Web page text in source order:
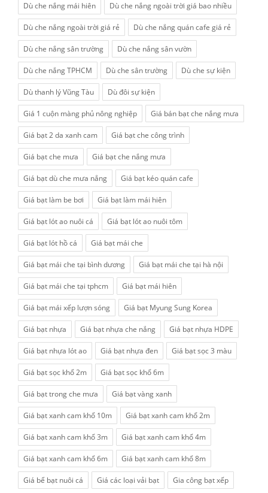
Dù che nắng mái hiên Dù che nắng ngoài trời giá bao nhiều
Dù che nắng ngoài trời giá rẻ Dù che nắng quán cafe giá rẻ
Dù che nắng sân trường Dù che nắng sân vườn
Dù che nắng TPHCM Dù che sân trường Dù che sự kiện
Dù thanh lý Vũng Tàu Dù đôi sự kiện
Giá 1 cuộn màng phủ nông nghiệp Giá bán bạt che nắng mưa
Giá bạt 2 da xanh cam Giá bạt che công trình
Giá bạt che mưa Giá bạt che nắng mưa
Giá bạt dù che mưa nắng Giá bạt kéo quán cafe
Giá bạt làm be bơi Giá bạt làm mái hiên
Giá bạt lót ao nuôi cá Giá bạt lót ao nuôi tôm
Giá bạt lót hồ cá Giá bạt mái che
Giá bạt mái che tại bình dương Giá bạt mái che tại hà nội
Giá bạt mái che tại tphcm Giá bạt mái hiên
Giá bạt mái xếp lượn sóng Giá bạt Myung Sung Korea
Giá bạt nhựa Giá bạt nhựa che nắng Giá bạt nhựa HDPE
Giá bạt nhựa lót ao Giá bạt nhựa đen Giá bạt sọc 3 màu
Giá bạt sọc khổ 2m Giá bạt sọc khổ 6m
Giá bạt trong che mưa Giá bạt vàng xanh
Giá bạt xanh cam khổ 10m Giá bạt xanh cam khổ 2m
Giá bạt xanh cam khổ 3m Giá bạt xanh cam khổ 4m
Giá bạt xanh cam khổ 6m Giá bạt xanh cam khổ 8m
Giá bể bạt nuôi cá Giá các loại vải bạt Gia công bạt xếp